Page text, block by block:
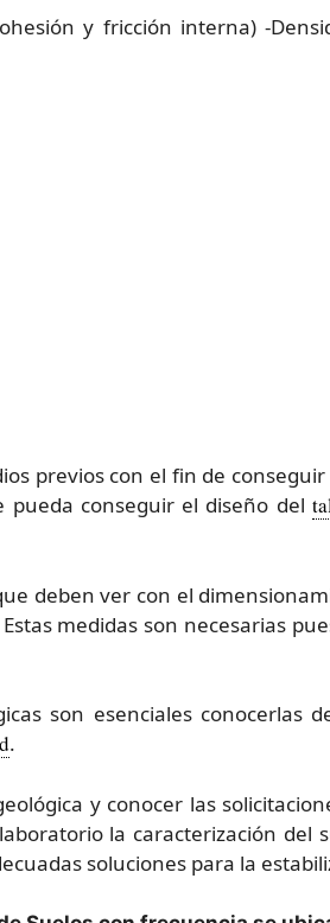
y fricción interna) -
previos con el fin de
pueda conseguir el diseño del
deben ver con el
medidas son necesarias
son esenciales
.
y conocer las
la caracterización del
soluciones para la